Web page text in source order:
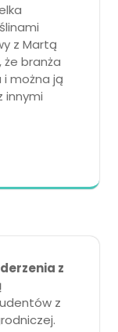
z Martą
że branża
można ją
innymi
z
z